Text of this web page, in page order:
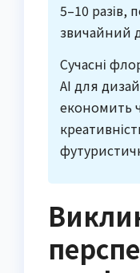
5–10 разів,
звичайний
Сучасні
AI для
економить